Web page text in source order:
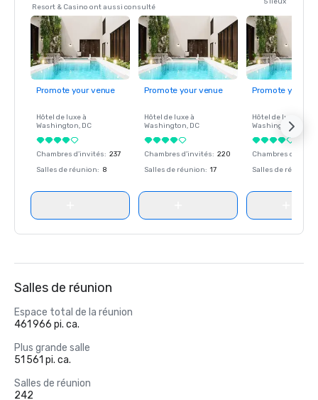
Resort & Casino ont aussi consulté
Promote your venue
Hôtel de luxe à
Washington, DC
Chambres d'invités: 237
Salles de réunion: 8
Promote your venue
Hôtel de luxe à
Washington, DC
Chambres d'invités: 220
Salles de réunion: 17
Promote your
Hôtel de luxe à
Washington
Chambres
Salles de réunion
Salles de réunion
Espace total de la réunion
461 966 pi. ca.
Plus grande salle
51 561 pi. ca.
Salles de réunion
242